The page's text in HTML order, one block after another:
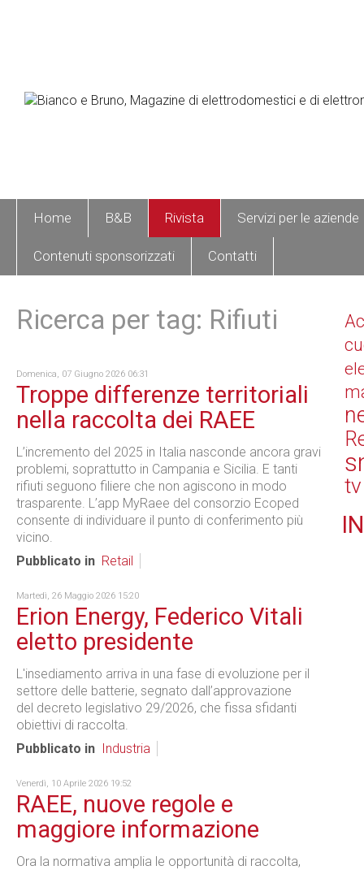
Home B&B Rivista Servizi per le aziende
Contenuti sponsorizzati Contatti
Ricerca per tag: Rifiuti
Domenica, 07 Giugno 2026 06:31
Troppe differenze territoriali
nella raccolta dei RAEE
L’incremento del 2025 in Italia nasconde ancora gravi
problemi, soprattutto in Campania e Sicilia. E tanti
rifiuti seguono filiere che non agiscono in modo
trasparente. L’app MyRaee del consorzio Ecoped
consente di individuare il punto di conferimento più
vicino.
Pubblicato in Retail
Martedì, 26 Maggio 2026 15:20
Erion Energy, Federico Vitali
eletto presidente
L'insediamento arriva in una fase di evoluzione per il
settore delle batterie, segnato dall’approvazione
del decreto legislativo 29/2026, che fissa sfidanti
obiettivi di raccolta.
Pubblicato in
Industria
Venerdì, 10 Aprile 2026 19:52
RAEE, nuove regole e
maggiore informazione
Ora la normativa amplia le opportunità di raccolta,
tv
IN